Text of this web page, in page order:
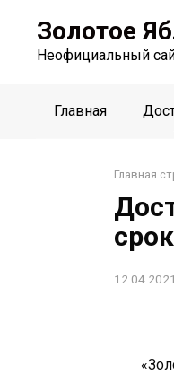
контенту
Золотое
Неофициальный
Главная
Главная
12.04.2021